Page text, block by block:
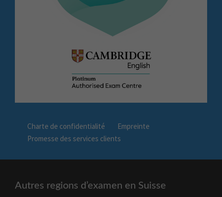
Charte de confidentialité
Empreinte
Promesse des services clients
Autres regions d’examen en Suisse